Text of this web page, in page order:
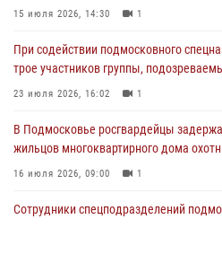
30 июля 2026, 13:00 5
Росгвардейцы задержали нетрезвую
30 июля 2026, 08:00 1
15 июля 2026, 14:30 1
При содействии подмосковного
трое участников группы,
23 июля 2026, 16:02 1
В Подмосковье росгвардейцы
жильцов многоквартирного дома
16 июля 2026, 09:00 1
Сотрудники спецподразделений